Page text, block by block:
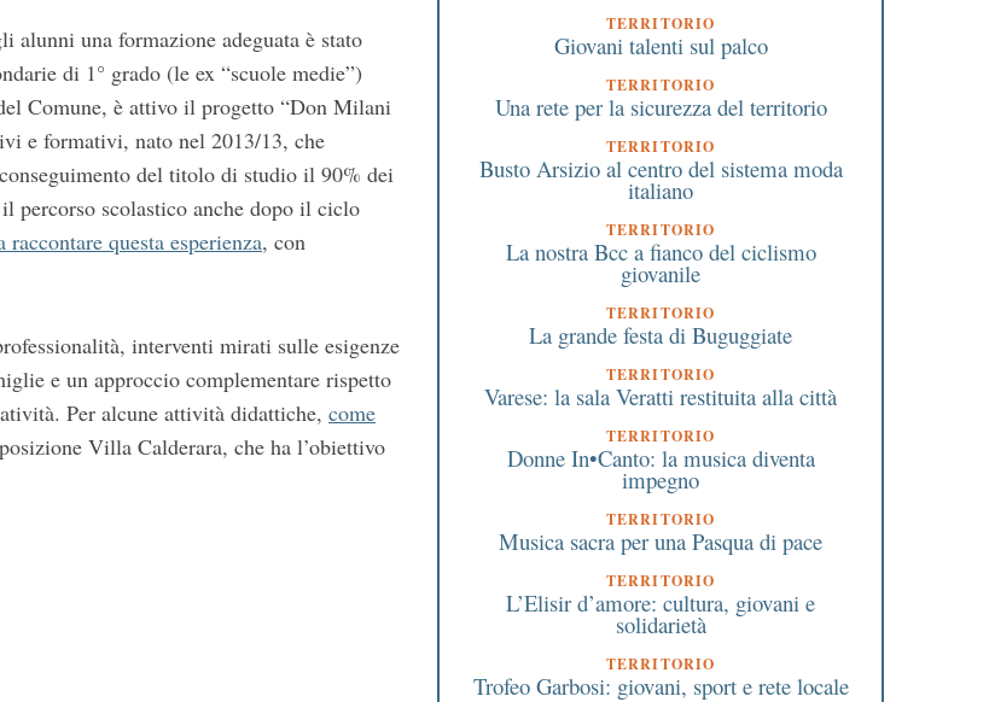
alunni una formazione adeguata è stato
di 1° grado (le ex “scuole medie”)
Comune, è attivo il progetto “Don Milani
e formativi, nato nel 2013/13, che
del titolo di studio il 90% dei
percorso scolastico anche dopo il ciclo
questa esperienza, con
interventi mirati sulle esigenze
e un approccio complementare rispetto
Per alcune attività didattiche, come
Villa Calderara, che ha l’obiettivo
TERRITORIO
Giovani talenti sul palco
TERRITORIO
Una rete per la sicurezza del territorio
TERRITORIO
Busto Arsizio al centro del sistema moda
italiano
TERRITORIO
La nostra Bcc a fianco del ciclismo
giovanile
TERRITORIO
La grande festa di Buguggiate
TERRITORIO
Varese: la sala Veratti restituita alla città
TERRITORIO
Donne In•Canto: la musica diventa
impegno
TERRITORIO
Musica sacra per una Pasqua di pace
TERRITORIO
L’Elisir d’amore: cultura, giovani e
solidarietà
TERRITORIO
Trofeo Garbosi: giovani, sport e rete locale